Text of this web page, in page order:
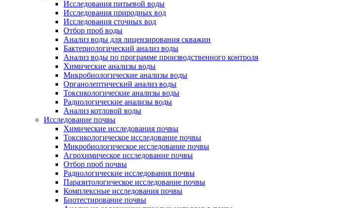
Исследования питьевой воды
Исследования природных вод
Исследования сточных вод
Отбор проб воды
Анализ воды для лицензирования скважин
Бактериологический анализ воды
Анализ воды по программе производственного контроля
Химические анализы воды
Микробиологические анализы воды
Органолептический анализ воды
Токсикологические анализы воды
Радиологические анализы воды
Анализ котловой воды
Исследование почвы
Химические исследования почвы
Токсикологическое исследование почвы
Микробиологическое исследование почвы
Агрохимическое исследование почвы
Отбор проб почвы
Радиологические исследования почвы
Паразитологическое исследование почвы
Комплексные исследования почвы
Биотестирование почвы